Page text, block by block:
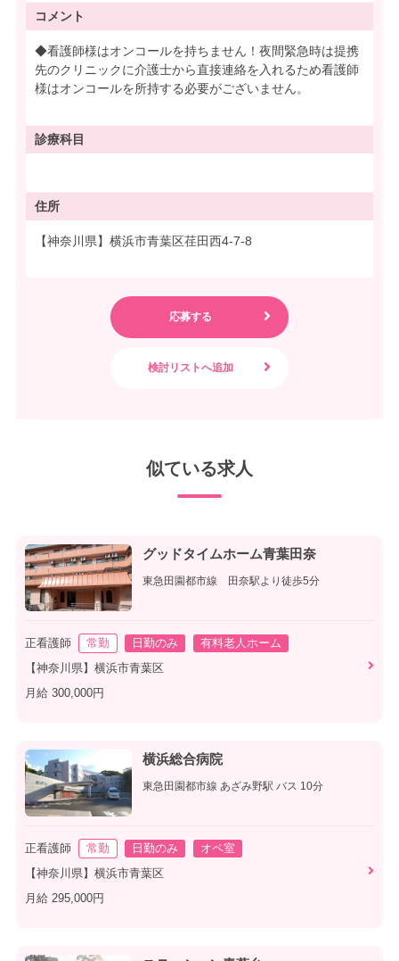
コメント
◆看護師様はオンコールを持ちません！夜間緊急時は提携
先のクリニックに介護士から直接連絡を入れるため看護師
様はオンコールを所持する必要がございません。
診療科目
住所
【神奈川県】横浜市青葉区荏田西4-7-8
似ている求人
グッドタイムホーム青葉田奈
東急田園都市線 田奈駅より徒歩5分
正看護師 常勤 日勤のみ
有料老人ホーム
【神奈川県】横浜市青葉区
月給 300,000円
横浜総合病院
東急田園都市線 あざみ野駅 バス 10分
正看護師 常勤 日勤のみ
オペ室
【神奈川県】横浜市青葉区
月給 295,000円